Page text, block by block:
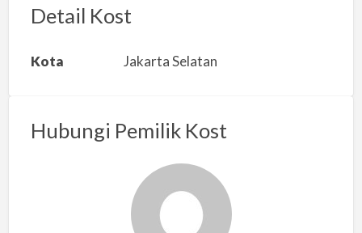
r
a
s
Detail Kost
Kota Jakarta Selatan
Hubungi Pemilik Kost